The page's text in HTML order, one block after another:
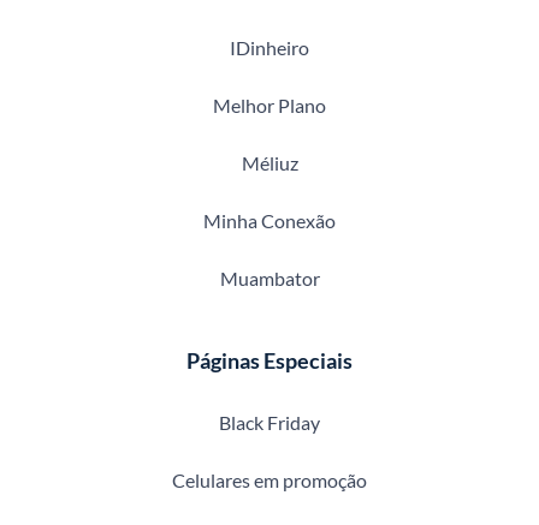
IDinheiro
Melhor Plano
Méliuz
Minha Conexão
Muambator
Páginas Especiais
Black Friday
Celulares em promoção